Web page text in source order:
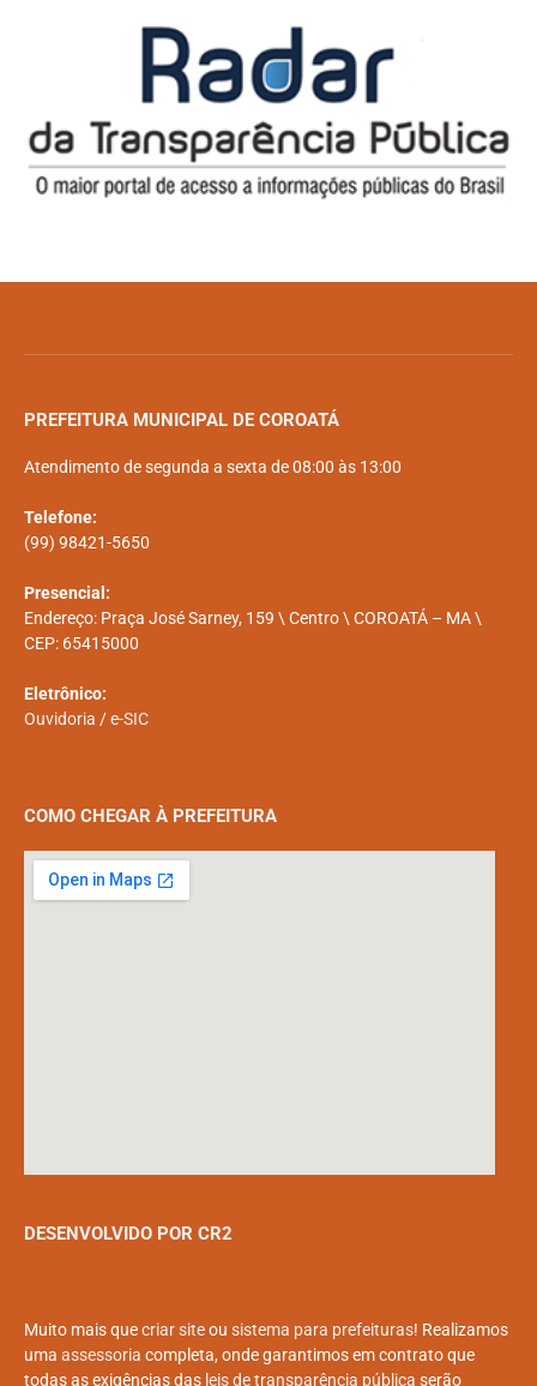
PREFEITURA MUNICIPAL DE COROATÁ
Atendimento de segunda a sexta de 08:00 às 13:00
Telefone:
(99) 98421-5650
Presencial:
Endereço: Praça José Sarney, 159 \ Centro \ COROATÁ – MA \
CEP: 65415000
Eletrônico:
Ouvidoria /e-SIC
COMO CHEGAR À PREFEITURA
DESENVOLVIDO POR CR2
Muito mais quecriar siteou sistema para prefeituras! Realizamos
uma assessoria completa, onde garantimos em contrato que
todas as exigências das leis de transparência pública serão